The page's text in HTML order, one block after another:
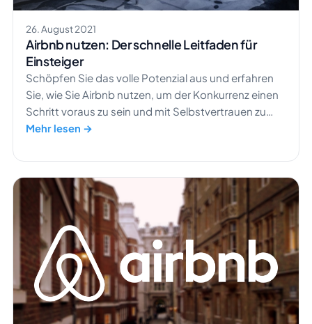
26. August 2021
Airbnb nutzen: Der schnelle Leitfaden für
Einsteiger
Schöpfen Sie das volle Potenzial aus und erfahren
Sie, wie Sie Airbnb nutzen, um der Konkurrenz einen
Schritt voraus zu sein und mit Selbstvertrauen zu
vermieten!
Mehr lesen →